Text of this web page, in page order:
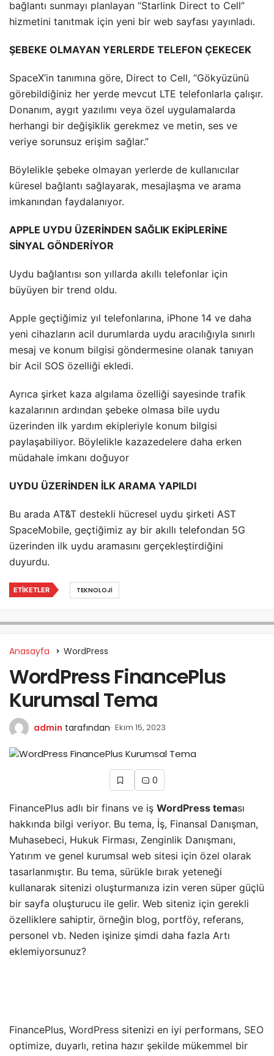
bağlantı sunmayı planlayan “Starlink Direct to Cell”
hizmetini tanıtmak için yeni bir web sayfası yayınladı.
ŞEBEKE OLMAYAN YERLERDE TELEFON ÇEKECEK
SpaceX’in tanımına göre, Direct to Cell, “Gökyüzünü
görebildiğiniz her yerde mevcut LTE telefonlarla çalışır.
Donanım, aygıt yazılımı veya özel uygulamalarda
herhangi bir değişiklik gerekmez ve metin, ses ve
veriye sorunsuz erişim sağlar.”
Böylelikle şebeke olmayan yerlerde de kullanıcılar
küresel bağlantı sağlayarak, mesajlaşma ve arama
imkanından faydalanıyor.
APPLE UYDU ÜZERİNDEN SAĞLIK EKİPLERİNE
SİNYAL GÖNDERİYOR
Uydu bağlantısı son yıllarda akıllı telefonlar için
büyüyen bir trend oldu.
Apple geçtiğimiz yıl telefonlarına, iPhone 14 ve daha
yeni cihazların acil durumlarda uydu aracılığıyla sınırlı
mesaj ve konum bilgisi göndermesine olanak tanıyan
bir Acil SOS özelliği ekledi.
Ayrıca şirket kaza algılama özelliği sayesinde trafik
kazalarının ardından şebeke olmasa bile uydu
üzerinden ilk yardım ekipleriyle konum bilgisi
paylaşabiliyor. Böylelikle kazazedelere daha erken
müdahale imkanı doğuyor
UYDU ÜZERİNDEN İLK ARAMA YAPILDI
Bu arada AT&T destekli hücresel uydu şirketi AST
SpaceMobile, geçtiğimiz ay bir akıllı telefondan 5G
üzerinden ilk uydu aramasını gerçekleştirdiğini
duyurdu.
ETIKETLER TEKNOLOJI
Anasayfa WordPress
WordPress FinancePlus
Kurumsal Tema
admin tarafından Ekim 15, 2023
0
FinancePlus adlı bir finans ve iş WordPress teması
hakkında bilgi veriyor. Bu tema, İş, Finansal Danışman,
Muhasebeci, Hukuk Firması, Zenginlik Danışmanı,
Yatırım ve genel kurumsal web sitesi için özel olarak
tasarlanmıştır. Bu tema, sürükle bırak yeteneği
kullanarak sitenizi oluşturmanıza izin veren süper güçlü
bir sayfa oluşturucu ile gelir. Web siteniz için gerekli
özelliklere sahiptir, örneğin blog, portföy, referans,
personel vb. Neden işinize şimdi daha fazla Artı
eklemiyorsunuz?
FinancePlus, WordPress sitenizi en iyi performans, SEO
optimize, duyarlı, retina hazır şekilde mükemmel bir